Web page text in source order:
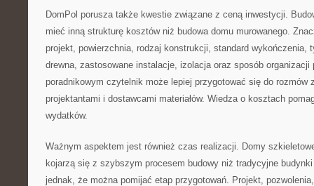
DomPol porusza także kwestie związane z ceną inwestycji.
mieć inną strukturę kosztów niż budowa domu murowanego.
projekt, powierzchnia, rodzaj konstrukcji, standard wykończenia,
drewna, zastosowane instalacje, izolacja oraz sposób organizacji
poradnikowym czytelnik może lepiej przygotować się do rozmów
projektantami i dostawcami materiałów. Wiedza o kosztach
wydatków.
Ważnym aspektem jest również czas realizacji. Domy
kojarzą się z szybszym procesem budowy niż tradycyjne
jednak, że można pomijać etap przygotowań. Projekt,